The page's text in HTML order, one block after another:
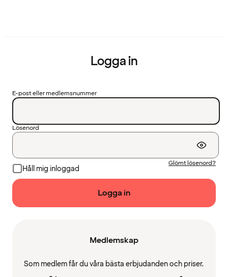
Logga in
E-post eller medlemsnummer
Lösenord
Håll mig inloggad
Glömt lösenord?
Logga in
Medlemskap
Som medlem får du våra bästa erbjudanden och priser.